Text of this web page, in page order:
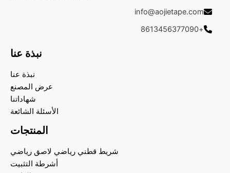
info@aojietape.com
+8613456377090
نبذة عنا
نبذة عنا
عرض المصنع
شهاداتنا
الأسئلة الشائعة
المنتجات
شريط قطني رياضي لاصق رياضي
أشرطة التثبيت